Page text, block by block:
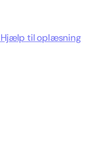
Hjælp til oplæsning